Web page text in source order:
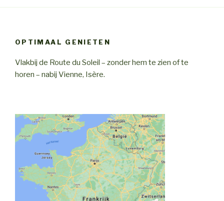
OPTIMAAL GENIETEN
Vlakbij de Route du Soleil – zonder hem te zien of te
horen – nabij Vienne, Isère.